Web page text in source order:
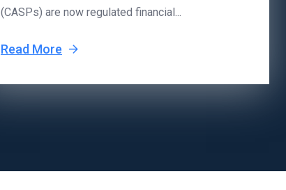
(CASPs) are now regulated financial...
Read More